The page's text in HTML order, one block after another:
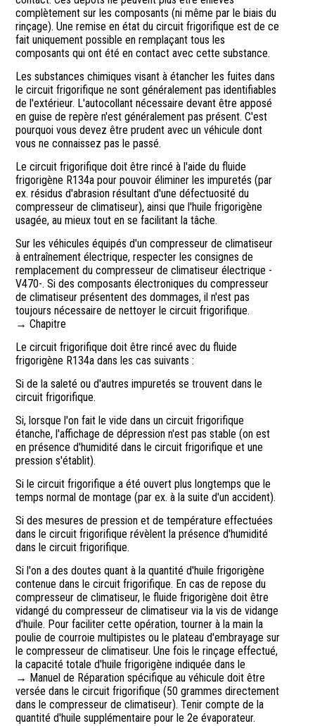
complètement sur les composants (ni même par le biais du
rinçage). Une remise en état du circuit frigorifique est de ce
fait uniquement possible en remplaçant tous les
composants qui ont été en contact avec cette substance.
Les substances chimiques visant à étancher les fuites dans
le circuit frigorifique ne sont généralement pas identifiables
de l'extérieur. L'autocollant nécessaire devant être apposé
en guise de repère n'est généralement pas présent. C'est
pourquoi vous devez être prudent avec un véhicule dont
vous ne connaissez pas le passé.
Le circuit frigorifique doit être rincé à l'aide du fluide
frigorigène R134a pour pouvoir éliminer les impuretés (par
ex. résidus d'abrasion résultant d'une défectuosité du
compresseur de climatiseur), ainsi que l'huile frigorigène
usagée, au mieux tout en se facilitant la tâche.
Sur les véhicules équipés d'un compresseur de climatiseur
à entraînement électrique, respecter les consignes de
remplacement du compresseur de climatiseur électrique -
V470-. Si des composants électroniques du compresseur
de climatiseur présentent des dommages, il n'est pas
toujours nécessaire de nettoyer le circuit frigorifique.
→ Chapitre
Le circuit frigorifique doit être rincé avec du fluide
frigorigène R134a dans les cas suivants :
Si de la saleté ou d'autres impuretés se trouvent dans le
circuit frigorifique.
Si, lorsque l'on fait le vide dans un circuit frigorifique
étanche, l'affichage de dépression n'est pas stable (on est
en présence d'humidité dans le circuit frigorifique et une
pression s'établit).
Si le circuit frigorifique a été ouvert plus longtemps que le
temps normal de montage (par ex. à la suite d'un accident).
Si des mesures de pression et de température effectuées
dans le circuit frigorifique révèlent la présence d'humidité
dans le circuit frigorifique.
Si l'on a des doutes quant à la quantité d'huile frigorigène
contenue dans le circuit frigorifique. En cas de repose du
compresseur de climatiseur, le fluide frigorigène doit être
vidangé du compresseur de climatiseur via la vis de vidange
d'huile. Pour faciliter cette opération, tourner à la main la
poulie de courroie multipistes ou le plateau d'embrayage sur
le compresseur de climatiseur. Une fois le rinçage effectué,
la capacité totale d'huile frigorigène indiquée dans le
→ Manuel de Réparation spécifique au véhicule doit être
versée dans le circuit frigorifique (50 grammes directement
dans le compresseur de climatiseur). Tenir compte de la
quantité d'huile supplémentaire pour le 2e évaporateur.